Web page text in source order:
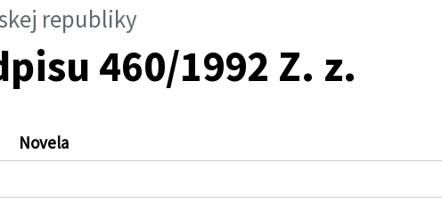
republiky
460/1992 Z. z.
Novela